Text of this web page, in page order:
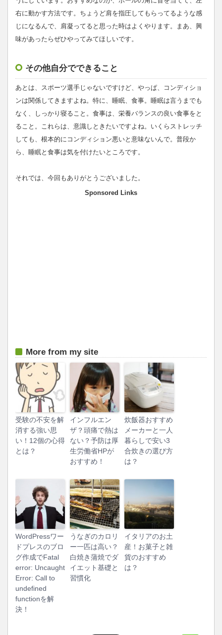
右に動かす方法です。ちょうど肩を指圧してもらってるような感
じになるんで、肩凝ってると思った時はよくやります。まあ、興
味があったらぜひやってみてほしいです。
その他自分でできること
あとは、スポーツ選手じゃないですけど、やっぱ、コンディショ
ンは関係してきますよね。特に、睡眠、食事。睡眠は言うまでも
なく、しっかり寝ること。食事は、栄養バランスの良い食事をと
ること。これらは、意識しときたいですよね。いくらストレッチ
しても、根本的にコンディション悪いと意味ないんで。普段か
ら、睡眠と食事は気を付けたいところです。
それでは、今回もありがとうございました。
Sponsored Links
More from my site
受験の不安を解
消する強い思
い！12個の心得
とは？
インフルエン
ザ？頭痛で熱は
ない？予防は厚
生労働省HPが
おすすめ！
炊飯器おすすめ
メーカーと一人
暮らしで安い3
合炊きの選び方
は？
WordPressワー
ドプレスのブロ
グ作成でFatal
error: Uncaught
Error: Call to
undefined
functionを解
決！
うなぎのカロリ
ー一匹は高い？
白焼き蒲焼でダ
イエット基礎と
習慣化
イタリアのお土
産！お菓子と雑
貨のおすすめ
は？